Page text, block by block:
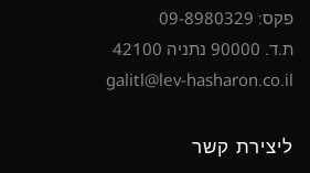
פקס: 09-8980329
ת.ד. 90000 נתניה 42100
galitl@lev-hasharon.co.il
ליצירת קשר